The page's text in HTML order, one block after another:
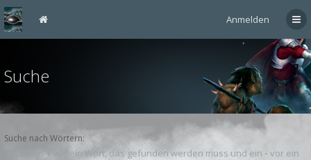
Anmelden
Suche
Suche nach Wörtern:
Setze ein+ vor ein Wort, das gefunden werden muss und ein - vor ein